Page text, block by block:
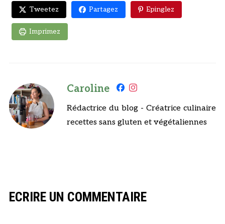
Tweetez Partagez Epinglez
Imprimez
Caroline
Rédactrice du blog - Créatrice culinaire
recettes sans gluten et végétaliennes
ECRIRE UN COMMENTAIRE